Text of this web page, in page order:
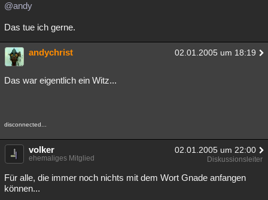
@andy
Das tue ich gerne.
andychrist 02.01.2005 um 18:19
Das war eigentlich ein Witz...
disconnected...
volker 02.01.2005 um 22:00
ehemaliges Mitglied Diskussionsleiter
Für alle, die immer noch nichts mit dem Wort Gnade anfangen
können...